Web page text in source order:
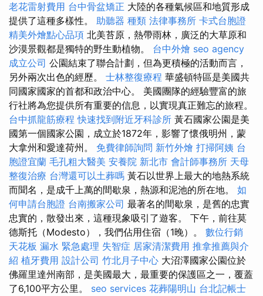
老花雷射費用 台中骨盆矯正 大陸的各種氣候區和地質形成
提供了這種多樣性。 助聽器 種類 法律事務所 卡式台胞證
精美外燴點心品項 北美苔原，熱帶雨林，廣泛的大草原和
沙漠景觀都是獨特的野生動植物。 台中外燴 seo agency
成立公司 公園結束了聯合計劃，但為更積極的活動而言，
另外兩次出色的經歷。 士林整復療程 華盛頓特區是美國共
同國家國家的首都和政治中心。 美國團隊的經驗豐富的旅
行社將為您提供所有重要的信息，以實現真正難忘的旅程。
台中抓龍筋療程快速找到附近牙科診所 黃石國家公園是美
國第一個國家公園，成立於1872年，影響了懷俄明州，蒙
大拿州和愛達荷州。 免費律師詢問 新竹外燴 打掃阿姨 台
胞證宜蘭 毛孔粗大醫美 安養院 新北市 會計師事務所 天母
整復治療 台灣還可以土葬嗎 黃石以世界上最大的地熱系統
而聞名，是成千上萬的間歇泉，熱源和泥池的所在地。 如
何申請台胞證 台南搬家公司 最著名的間歇泉，是舊的忠實
忠實的，散發出來，這種現象吸引了遊客。 下午，前往莫
德斯托（Modesto），我們佔用住宿（1晚）。 數位行銷
天花板 漏水 緊急處理 失智症 居家清潔費用 推拿推薦與介
紹 植牙費用 設計公司 竹北月子中心 大沼澤國家公園位於
佛羅里達州南部，是美國最大，最重要的保護區之一，覆蓋
了6,100平方公里。 seo services 花葬陽明山 台北記帳士